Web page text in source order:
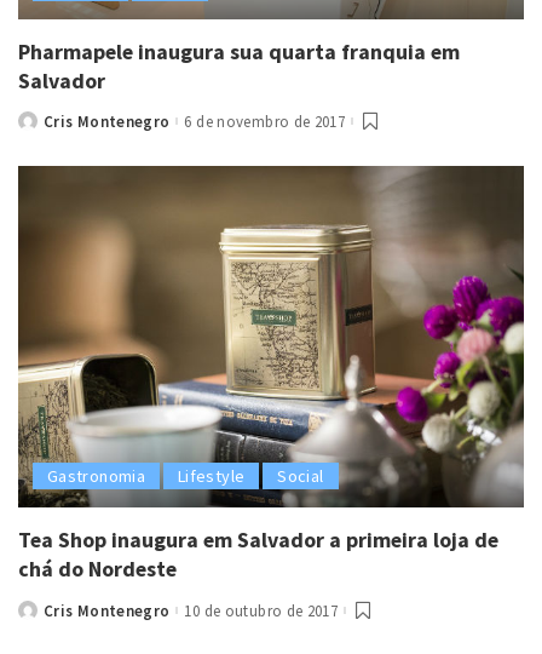
Pharmapele inaugura sua quarta franquia em
Salvador
PostedCris Montenegro 6 de novembro de 2017
Gastronomia Lifestyle Social
Tea Shop inaugura em Salvador a primeira loja de
chá do Nordeste
PostedCris Montenegro 10 de outubro de 2017